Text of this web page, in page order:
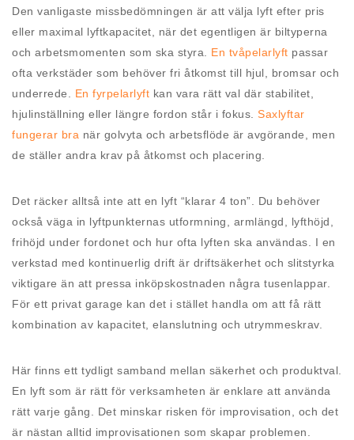
Den vanligaste missbedömningen är att välja lyft efter pris
eller maximal lyftkapacitet, när det egentligen är biltyperna
och arbetsmomenten som ska styra. En tvåpelarlyft passar
ofta verkstäder som behöver fri åtkomst till hjul, bromsar och
underrede. En fyrpelarlyft kan vara rätt val där stabilitet,
hjulinställning eller längre fordon står i fokus. Saxlyftar
fungerar bra när golvyta och arbetsflöde är avgörande, men
de ställer andra krav på åtkomst och placering.
Det räcker alltså inte att en lyft “klarar 4 ton”. Du behöver
också väga in lyftpunkternas utformning, armlängd, lyfthöjd,
frihöjd under fordonet och hur ofta lyften ska användas. I en
verkstad med kontinuerlig drift är driftsäkerhet och slitstyrka
viktigare än att pressa inköpskostnaden några tusenlappar.
För ett privat garage kan det i stället handla om att få rätt
kombination av kapacitet, elanslutning och utrymmeskrav.
Här finns ett tydligt samband mellan säkerhet och produktval.
En lyft som är rätt för verksamheten är enklare att använda
rätt varje gång. Det minskar risken för improvisation, och det
är nästan alltid improvisationen som skapar problemen.